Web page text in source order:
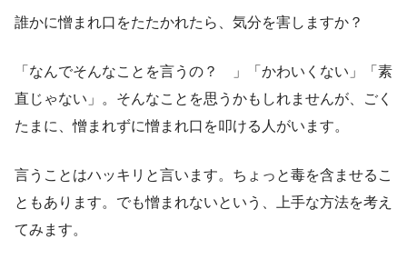
誰かに憎まれ口をたたかれたら、気分を害しますか？
「なんでそんなことを言うの？ 」「かわいくない」「素
直じゃない」。そんなことを思うかもしれませんが、ごく
たまに、憎まれずに憎まれ口を叩ける人がいます。
言うことはハッキリと言います。ちょっと毒を含ませるこ
ともあります。でも憎まれないという、上手な方法を考え
てみます。